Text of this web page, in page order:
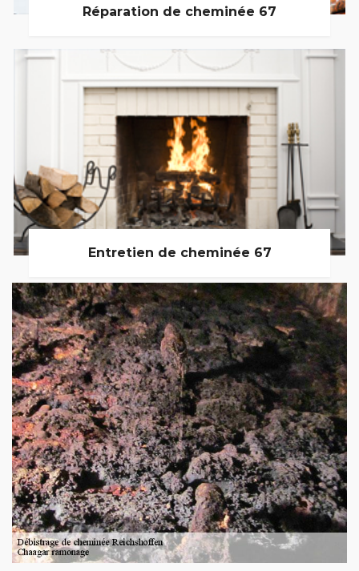
Réparation de cheminée 67
Entretien de cheminée 67